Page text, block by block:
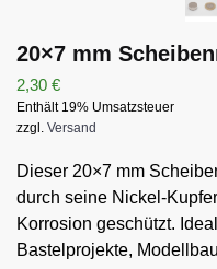
20×7 mm
2,30 €
Enthält 19% Umsatzsteuer
zzgl. Versand
Dieser 20×7 mm
durch seine Nickel-
Korrosion geschützt.
Bastelprojekte,